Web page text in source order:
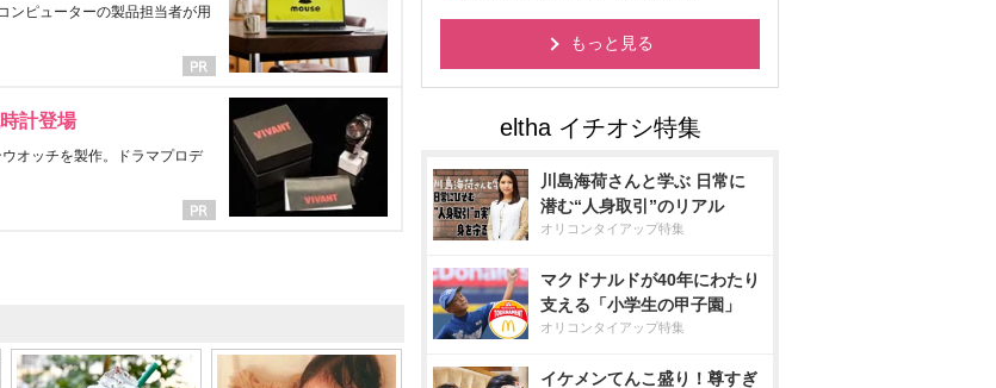
ンピューターの製品担当者が用
計登場
オッチを製作。ドラマプロデ
もっと見る
川島海荷さんと学ぶ 日常に
潜む“人身取引”のリアル
オリコンタイアップ特集
マクドナルドが40年にわたり
支える「小学生の甲子園」
オリコンタイアップ特集
イケメンてんこ盛り！尊すぎ